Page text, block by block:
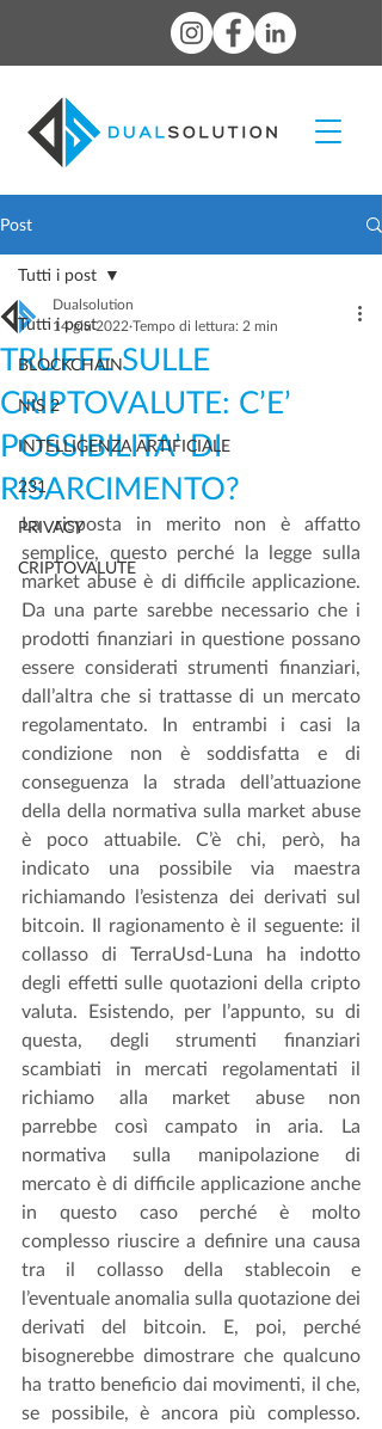
Post
Tutti i post
BLOCKCHAIN
NIS 2
INTELLIGENZA ARTIFICIALE
231
PRIVACY
CRIPTOVALUTE
Tutti i post
TRUFFE SULLE
CRIPTOVALUTE: C’E’
POSSIBILITA’ DI
RISARCIMENTO?
Dualsolution
14 giu 2022 Tempo di lettura: 2 min
La risposta in merito non è affatto
semplice, questo perché la legge sulla
market abuse è di difficile applicazione.
Da una parte sarebbe necessario che i
prodotti finanziari in questione possano
essere considerati strumenti finanziari,
dall’altra che si trattasse di un mercato
regolamentato. In entrambi i casi la
condizione non è soddisfatta e di
conseguenza la strada dell’attuazione
della della normativa sulla market abuse
è poco attuabile. C’è chi, però, ha
indicato una possibile via maestra
richiamando l’esistenza dei derivati sul
bitcoin. Il ragionamento è il seguente: il
collasso di TerraUsd-Luna ha indotto
degli effetti sulle quotazioni della cripto
valuta. Esistendo, per l’appunto, su di
questa, degli strumenti finanziari
scambiati in mercati regolamentati il
richiamo alla market abuse non
parrebbe così campato in aria. La
normativa sulla manipolazione di
mercato è di difficile applicazione anche
in questo caso perché è molto
complesso riuscire a definire una causa
tra il collasso della stablecoin e
l’eventuale anomalia sulla quotazione dei
derivati del bitcoin. E, poi, perché
bisognerebbe dimostrare che qualcuno
ha tratto beneficio dai movimenti, il che,
se possibile, è ancora più complesso.